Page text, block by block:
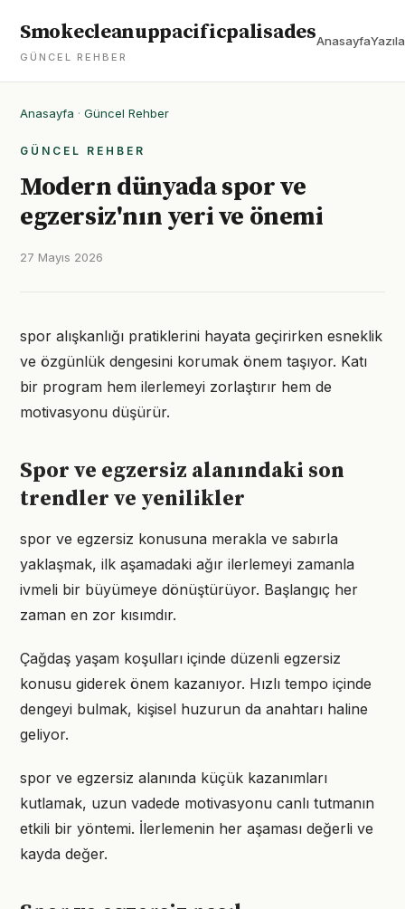
Smokecleanuppacificpalisades
GÜNCEL REHBER
Anasayfa
Anasayfa · Güncel Rehber
GÜNCEL REHBER
Modern dünyada spor ve
egzersiz'nın yeri ve önemi
27 Mayıs 2026
spor alışkanlığı pratiklerini hayata geçirirken esneklik
ve özgünlük dengesini korumak önem taşıyor. Katı
bir program hem ilerlemeyi zorlaştırır hem de
motivasyonu düşürür.
Spor ve egzersiz alanındaki son
trendler ve yenilikler
spor ve egzersiz konusuna merakla ve sabırla
yaklaşmak, ilk aşamadaki ağır ilerlemeyi zamanla
ivmeli bir büyümeye dönüştürüyor. Başlangıç her
zaman en zor kısımdır.
Çağdaş yaşam koşulları içinde düzenli egzersiz
konusu giderek önem kazanıyor. Hızlı tempo içinde
dengeyi bulmak, kişisel huzurun da anahtarı haline
geliyor.
spor ve egzersiz alanında küçük kazanımları
kutlamak, uzun vadede motivasyonu canlı tutmanın
etkili bir yöntemi. İlerlemenin her aşaması değerli ve
kayda değer.